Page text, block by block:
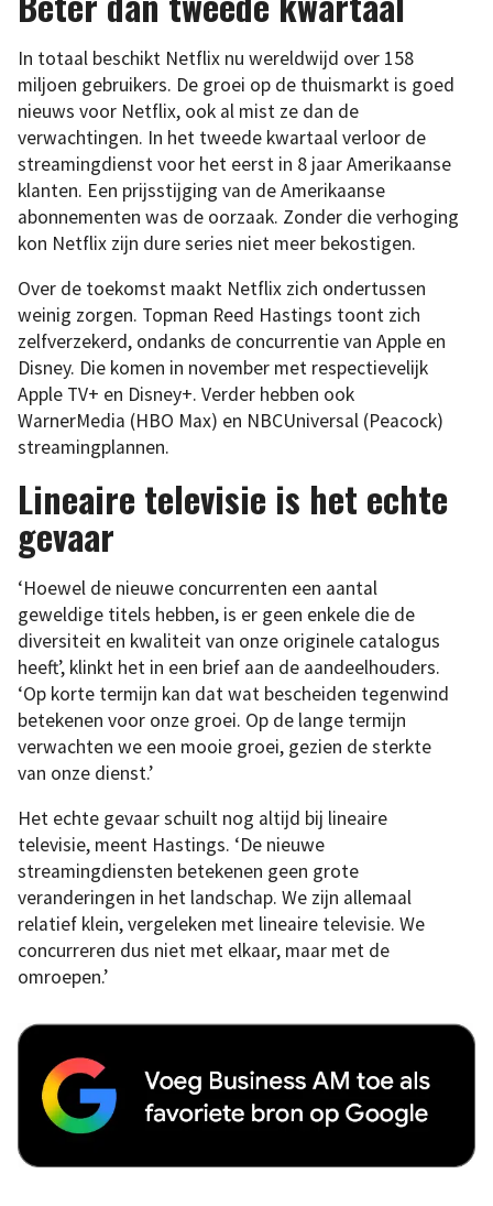
In totaal beschikt Netflix nu wereldwijd over 158
miljoen gebruikers. De groei op de thuismarkt is goed
nieuws voor Netflix, ook al mist ze dan de
verwachtingen. In het tweede kwartaal verloor de
streamingdienst voor het eerst in 8 jaar Amerikaanse
klanten. Een prijsstijging van de Amerikaanse
abonnementen was de oorzaak. Zonder die verhoging
kon Netflix zijn dure series niet meer bekostigen.
Over de toekomst maakt Netflix zich ondertussen
weinig zorgen. Topman Reed Hastings toont zich
zelfverzekerd, ondanks de concurrentie van Apple en
Disney. Die komen in november met respectievelijk
Apple TV+ en Disney+. Verder hebben ook
WarnerMedia (HBO Max) en NBCUniversal (Peacock)
streamingplannen.
Lineaire televisie is het echte
gevaar
‘Hoewel de nieuwe concurrenten een aantal
geweldige titels hebben, is er geen enkele die de
diversiteit en kwaliteit van onze originele catalogus
heeft’, klinkt het in een brief aan de aandeelhouders.
‘Op korte termijn kan dat wat bescheiden tegenwind
betekenen voor onze groei. Op de lange termijn
verwachten we een mooie groei, gezien de sterkte
van onze dienst.’
Het echte gevaar schuilt nog altijd bij lineaire
televisie, meent Hastings. ‘De nieuwe
streamingdiensten betekenen geen grote
veranderingen in het landschap. We zijn allemaal
relatief klein, vergeleken met lineaire televisie. We
concurreren dus niet met elkaar, maar met de
omroepen.’